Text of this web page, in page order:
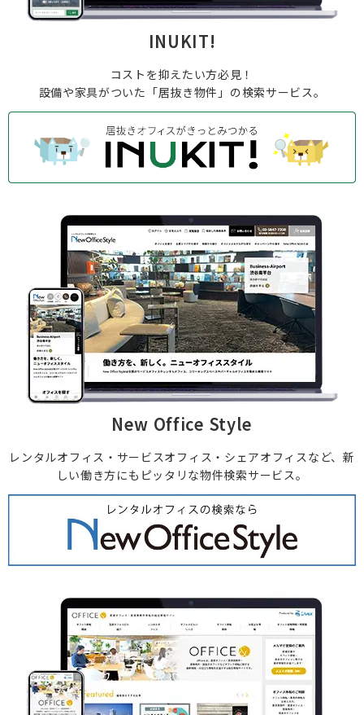
INUKIT!
コストを抑えたい方必見！
設備や家具がついた「居抜き物件」の検索サービス。
New Office Style
レンタルオフィス・サービスオフィス・ シェアオフィスなど、新
しい働き方にもピッタリな物件検索サービス。